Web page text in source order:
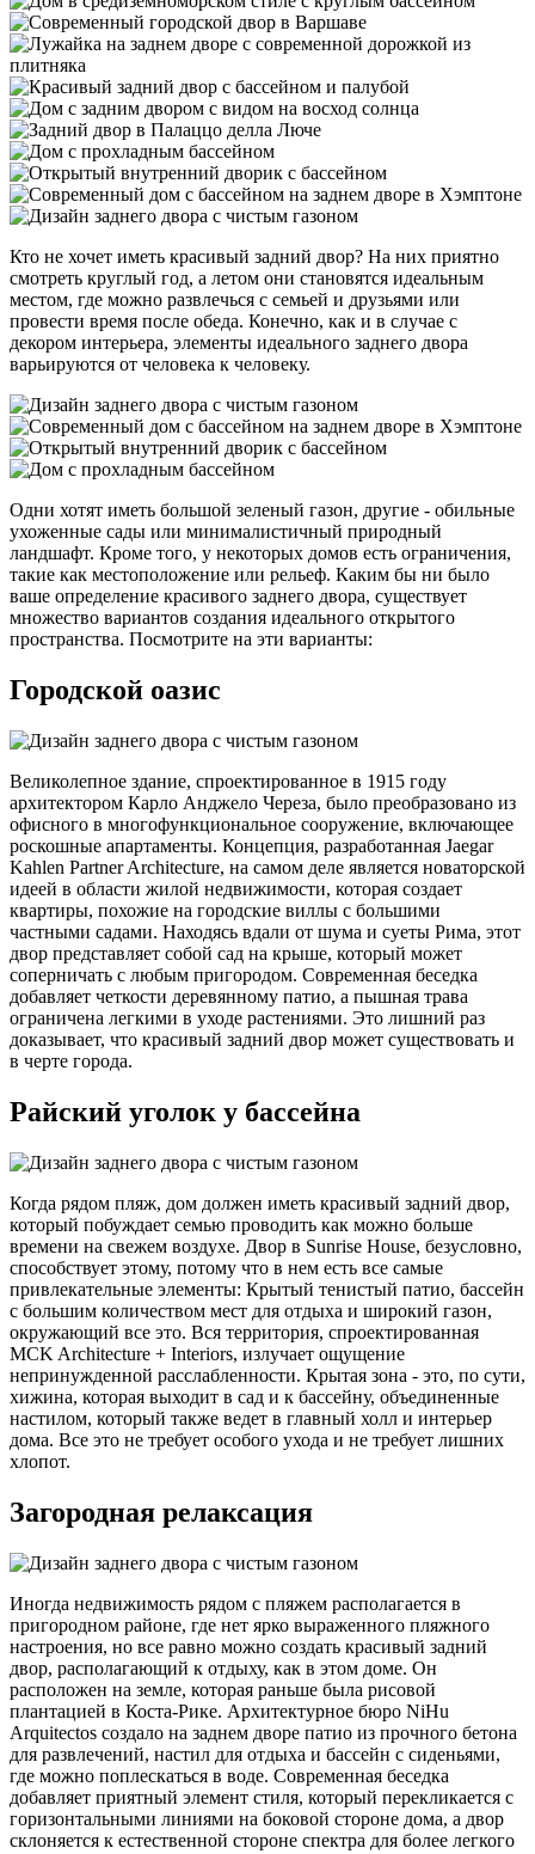
Кто не хочет иметь красивый задний двор? На них приятно
смотреть круглый год, а летом они становятся идеальным
местом, где можно развлечься с семьей и друзьями или
провести время после обеда. Конечно, как и в случае с
декором интерьера, элементы идеального заднего двора
варьируются от человека к человеку.
Одни хотят иметь большой зеленый газон, другие - обильные
ухоженные сады или минималистичный природный
ландшафт. Кроме того, у некоторых домов есть ограничения,
такие как местоположение или рельеф. Каким бы ни было
ваше определение красивого заднего двора, существует
множество вариантов создания идеального открытого
пространства. Посмотрите на эти варианты:
Городской оазис
Великолепное здание, спроектированное в 1915 году
архитектором Карло Анджело Череза, было преобразовано из
офисного в многофункциональное сооружение, включающее
роскошные апартаменты. Концепция, разработанная Jaegar
Kahlen Partner Architecture, на самом деле является новаторской
идеей в области жилой недвижимости, которая создает
квартиры, похожие на городские виллы с большими
частными садами. Находясь вдали от шума и суеты Рима, этот
двор представляет собой сад на крыше, который может
соперничать с любым пригородом. Современная беседка
добавляет четкости деревянному патио, а пышная трава
ограничена легкими в уходе растениями. Это лишний раз
доказывает, что красивый задний двор может существовать и
в черте города.
Райский уголок у бассейна
Когда рядом пляж, дом должен иметь красивый задний двор,
который побуждает семью проводить как можно больше
времени на свежем воздухе. Двор в Sunrise House, безусловно,
способствует этому, потому что в нем есть все самые
привлекательные элементы: Крытый тенистый патио, бассейн
с большим количеством мест для отдыха и широкий газон,
окружающий все это. Вся территория, спроектированная
MCK Architecture + Interiors, излучает ощущение
непринужденной расслабленности. Крытая зона - это, по сути,
хижина, которая выходит в сад и к бассейну, объединенные
настилом, который также ведет в главный холл и интерьер
дома. Все это не требует особого ухода и не требует лишних
хлопот.
Загородная релаксация
Иногда недвижимость рядом с пляжем располагается в
пригородном районе, где нет ярко выраженного пляжного
настроения, но все равно можно создать красивый задний
двор, располагающий к отдыху, как в этом доме. Он
расположен на земле, которая раньше была рисовой
плантацией в Коста-Рике. Архитектурное бюро NiHu
Arquitectos создало на заднем дворе патио из прочного бетона
для развлечений, настил для отдыха и бассейн с сиденьями,
где можно поплескаться в воде. Современная беседка
добавляет приятный элемент стиля, который перекликается с
горизонтальными линиями на боковой стороне дома, а двор
склоняется к естественной стороне спектра для более легкого